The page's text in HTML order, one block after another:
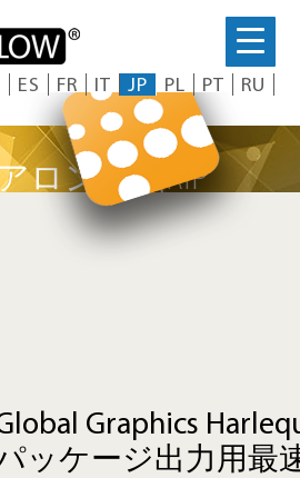
ES FR IT JP PL PT RU
ロン製品RIP
Graphics
ッケージ出力用最